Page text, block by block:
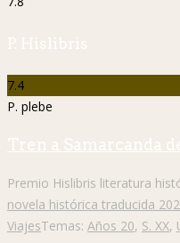
P. Hislibris
7.4
P. plebe
Tren a Samarcanda
Premio Hislibris literatura
novela histórica traducida
ViajesTemas: Años 20, S. XX,